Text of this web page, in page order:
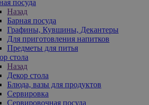
посуда
Назад
Барная посуда
Графины, Кувшины, Декантеры
Для приготовления напитков
Предметы для питья
стола
Назад
Декор стола
Блюда, вазы для продуктов
Сервировка
Сервировочная посуда